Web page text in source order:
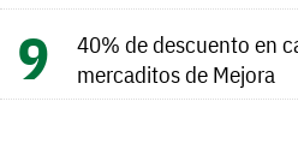
40% de descuento en
mercaditos de Mejora